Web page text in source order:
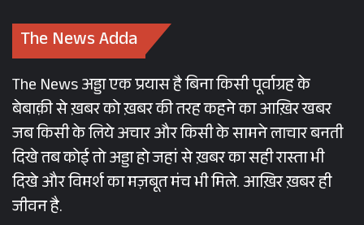
The News Adda
The News अड्डा एक प्रयास है बिना किसी पूर्वाग्रह के
बेबाक़ी से ख़बर को ख़बर की तरह कहने का आख़िर खबर
जब किसी के लिये अचार और किसी के सामने लाचार बनती
दिखे तब कोई तो अड्डा हो जहां से ख़बर का सही रास्ता भी
दिखे और विमर्श का मज़बूत मंच भी मिले. आख़िर ख़बर ही
जीवन है.